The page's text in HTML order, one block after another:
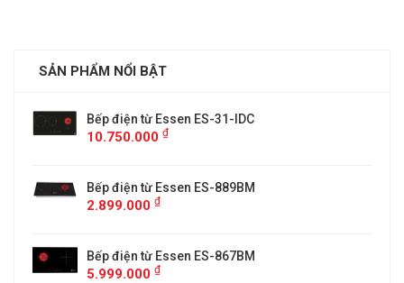
SẢN PHẨM NỔI BẬT
Bếp điện từ Essen ES-31-IDC
10.750.000 ₫
Bếp điện từ Essen ES-889BM
2.899.000 ₫
Bếp điện từ Essen ES-867BM
5.999.000 ₫